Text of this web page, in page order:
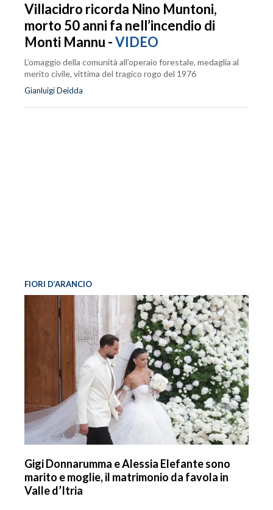
Villacidro ricorda Nino Muntoni,
morto 50 anni fa nell’incendio di
Monti Mannu -VIDEO
L’omaggio della comunità all’operaio forestale, medaglia al
merito civile, vittima del tragico rogo del 1976
Gianluigi Deidda
FIORI D’ARANCIO
Gigi Donnarumma e Alessia Elefante sono
marito e moglie, il matrimonio da favola in
Valle d’Itria